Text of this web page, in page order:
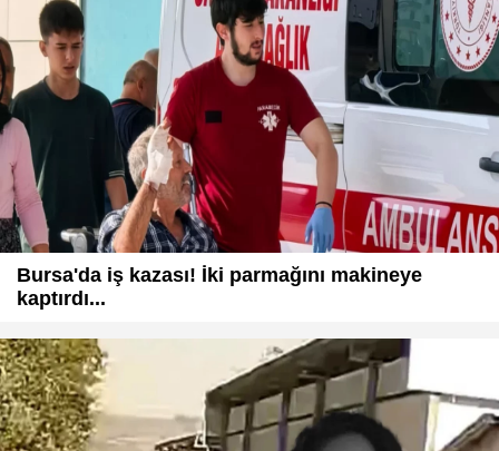
Bursa'da iş kazası! İki parmağını makineye
kaptırdı...